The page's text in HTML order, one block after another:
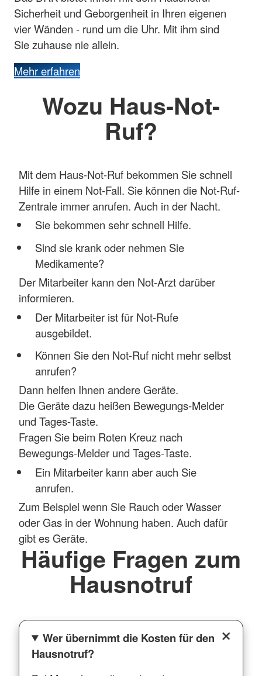
Sicherheit und Geborgenheit in Ihren eigenen
vier Wänden - rund um die Uhr. Mit ihm sind
Sie zuhause nie allein.
Mehr erfahren
Wozu Haus-Not-
Ruf?
Mit dem Haus-Not-Ruf bekommen Sie schnell
Hilfe in einem Not-Fall. Sie können die Not-Ruf-
Zentrale immer anrufen. Auch in der Nacht.
Sie bekommen sehr schnell Hilfe.
Sind sie krank oder nehmen Sie
Medikamente?
Der Mitarbeiter kann den Not-Arzt darüber
informieren.
Der Mitarbeiter ist für Not-Rufe
ausgebildet.
Können Sie den Not-Ruf nicht mehr selbst
anrufen?
Dann helfen Ihnen andere Geräte.
Die Geräte dazu heißen Bewegungs-Melder
und Tages-Taste.
Fragen Sie beim Roten Kreuz nach
Bewegungs-Melder und Tages-Taste.
Ein Mitarbeiter kann aber auch Sie
anrufen.
Zum Beispiel wenn Sie Rauch oder Wasser
oder Gas in der Wohnung haben. Auch dafür
gibt es Geräte.
Häufige Fragen zum
Hausnotruf
Wer übernimmt die Kosten für den
Hausnotruf?